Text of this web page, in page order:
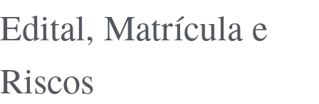
Edital, Matrícula e
Riscos